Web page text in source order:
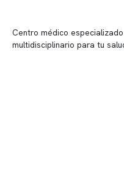
Centro médico
multidisciplinario para tu